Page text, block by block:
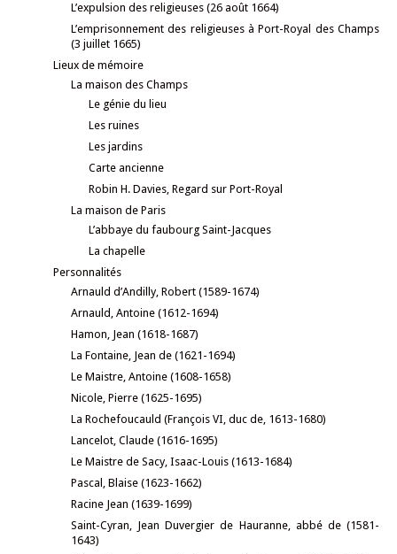
L’expulsion des religieuses (26 août 1664)
L’emprisonnement des religieuses à Port-Royal des Champs
(3 juillet 1665)
Lieux de mémoire
La maison des Champs
Le génie du lieu
Les ruines
Les jardins
Carte ancienne
Robin H. Davies, Regard sur Port-Royal
La maison de Paris
L’abbaye du faubourg Saint-Jacques
La chapelle
Personnalités
Arnauld d’Andilly, Robert (1589-1674)
Arnauld, Antoine (1612-1694)
Hamon, Jean (1618-1687)
La Fontaine, Jean de (1621-1694)
Le Maistre, Antoine (1608-1658)
Nicole, Pierre (1625-1695)
La Rochefoucauld (François VI, duc de, 1613-1680)
Lancelot, Claude (1616-1695)
Le Maistre de Sacy, Isaac-Louis (1613-1684)
Pascal, Blaise (1623-1662)
Racine Jean (1639-1699)
Saint-Cyran, Jean Duvergier de Hauranne, abbé de (1581-
1643)